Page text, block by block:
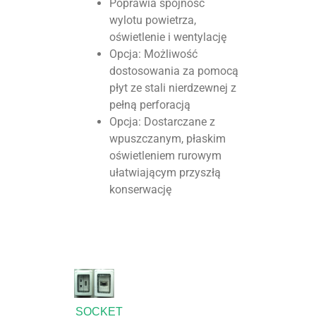
Poprawia spójność
wylotu powietrza,
oświetlenie i wentylację
Opcja: Możliwość
dostosowania za pomocą
płyt ze stali nierdzewnej z
pełną perforacją
Opcja: Dostarczane z
wpuszczanym, płaskim
oświetleniem rurowym
ułatwiającym przyszłą
konserwację
SOCKET